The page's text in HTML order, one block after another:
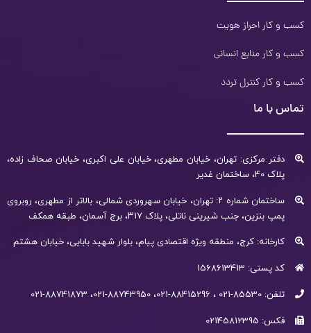
کسب و کار احراز هویت
کسب و کار منابع انسانی
کسب و کار کنترل تردد
تماس با ما
دفتر مرکزی: تهران، خیابان مطهری، خیابان علی اکبری، خیابان صحاف زاده،
پلاک 40، ساختمان غدیر
ساختمان شماره ۲: تهران، خیابان سهروردی شمالی، بالاتر از مطهری، روبروی
پمپ بنزین، جنب شیرینی ناتلی، پلاک ۳۱۷، برج آسمان، طبقه همکف
کارخانه: کرج، منطقه ویژه اقتصادی پیام، بلوار شهید بابایی، خیابان هشتم
کد پستی: 1568613413
تلفن: 85530-021 ، 88415296-021، 88743950-021، 88741873-021
فکس: 02145812395